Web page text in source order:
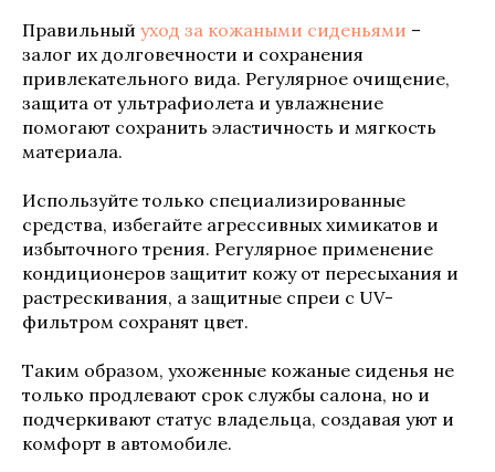
Правильный уход за кожаными сиденьями –
залог их долговечности и сохранения
привлекательного вида. Регулярное очищение,
защита от ультрафиолета и увлажнение
помогают сохранить эластичность и мягкость
материала.
Используйте только специализированные
средства, избегайте агрессивных химикатов и
избыточного трения. Регулярное применение
кондиционеров защитит кожу от пересыхания и
растрескивания, а защитные спреи с UV-
фильтром сохранят цвет.
Таким образом, ухоженные кожаные сиденья не
только продлевают срок службы салона, но и
подчеркивают статус владельца, создавая уют и
комфорт в автомобиле.